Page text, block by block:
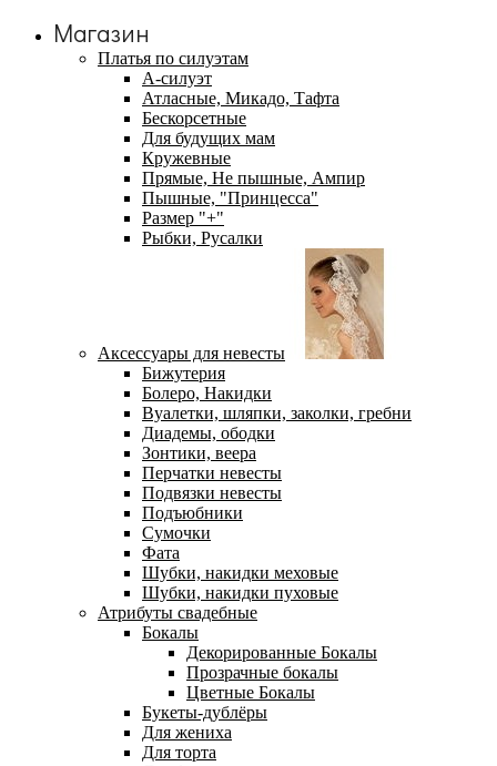
Магазин
Платья по силуэтам
А-силуэт
Атласные, Микадо, Тафта
Бескорсетные
Для будущих мам
Кружевные
Прямые, Не пышные, Ампир
Пышные, "Принцесса"
Размер "+"
Рыбки, Русалки
Аксессуары для невесты
Бижутерия
Болеро, Накидки
Вуалетки, шляпки, заколки, гребни
Диадемы, ободки
Зонтики, веера
Перчатки невесты
Подвязки невесты
Подъюбники
Сумочки
Фата
Шубки, накидки меховые
Шубки, накидки пуховые
Атрибуты свадебные
Бокалы
Декорированные Бокалы
Прозрачные бокалы
Цветные Бокалы
Букеты-дублёры
Для жениха
Для торта